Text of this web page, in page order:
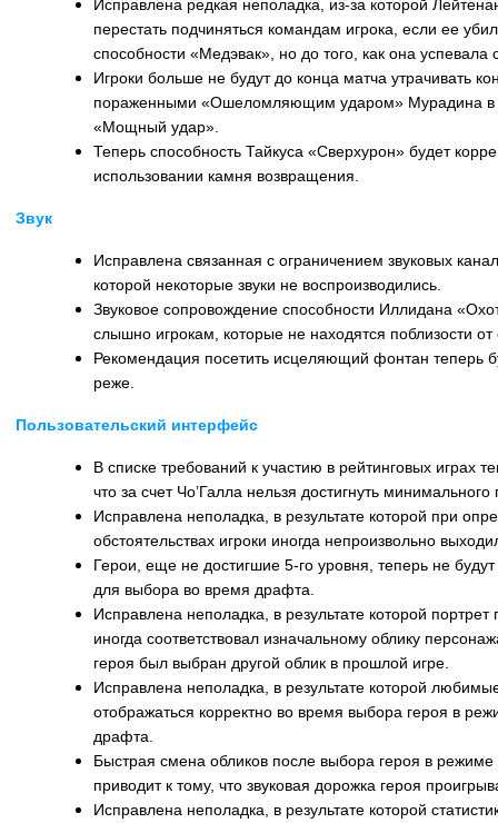
Исправлена редкая неполадка, из-за которой
перестать подчиняться командам игрока, если ее
способности «Медэвак», но до того, как она успевала
Игроки больше не будут до конца матча утрачивать
пораженными «Ошеломляющим ударом» Мурадина в
«Мощный удар».
Теперь способность Тайкуса «Сверхурон» будет
использовании камня возвращения.
Звук
Исправлена связанная с ограничением звуковых
которой некоторые звуки не воспроизводились.
Звуковое сопровождение способности Иллидана
слышно игрокам, которые не находятся поблизости от
Рекомендация посетить исцеляющий фонтан теперь
реже.
Пользовательский интерфейс
В списке требований к участию в рейтинговых играх
что за счет Чо’Галла нельзя достигнуть минимального
Исправлена неполадка, в результате которой при
обстоятельствах игроки иногда непроизвольно
Герои, еще не достигшие 5-го уровня, теперь не
для выбора во время драфта.
Исправлена неполадка, в результате которой
иногда соответствовал изначальному облику
героя был выбран другой облик в прошлой игре.
Исправлена неполадка, в результате которой
отображаться корректно во время выбора героя в
драфта.
Быстрая смена обликов после выбора героя в
приводит к тому, что звуковая дорожка героя
Исправлена неполадка, в результате которой